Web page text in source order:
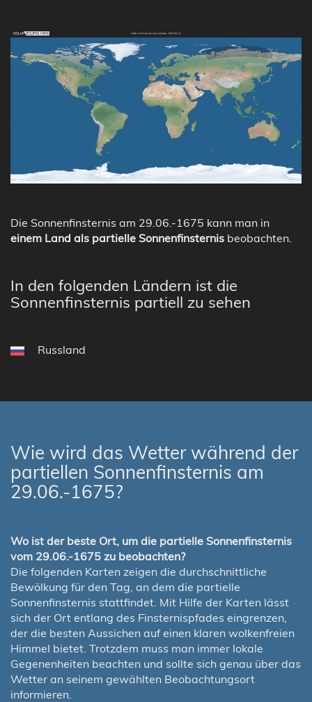
Die Sonnenfinsternis am 29.06.-1675 kann man in
einem Land als partielle Sonnenfinsternis beobachten.
In den folgenden Ländern ist die
Sonnenfinsternis partiell zu sehen
Russland
Wie wird das Wetter während der
partiellen Sonnenfinsternis am
29.06.-1675?
Wo ist der beste Ort, um die partielle Sonnenfinsternis
vom 29.06.-1675 zu beobachten?
Die folgenden Karten zeigen die durchschnittliche
Bewölkung für den Tag, an dem die partielle
Sonnenfinsternis stattfindet. Mit Hilfe der Karten lässt
sich der Ort entlang des Finsternispfades eingrenzen,
der die besten Aussichen auf einen klaren wolkenfreien
Himmel bietet. Trotzdem muss man immer lokale
Gegenenheiten beachten und sollte sich genau über das
Wetter an seinem gewählten Beobachtungsort
informieren.